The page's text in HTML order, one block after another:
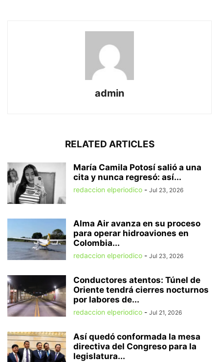
admin
RELATED ARTICLES
María Camila Potosí salió a una
cita y nunca regresó: así...
redaccion elperiodico - Jul 23, 2026
Alma Air avanza en su proceso
para operar hidroaviones en
Colombia...
redaccion elperiodico - Jul 23, 2026
Conductores atentos: Túnel de
Oriente tendrá cierres nocturnos
por labores de...
redaccion elperiodico - Jul 21, 2026
Así quedó conformada la mesa
directiva del Congreso para la
legislatura...